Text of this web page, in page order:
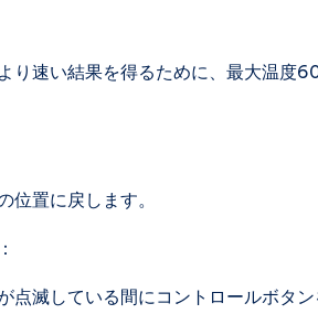
り速い結果を得るために、最大温度
位置に戻します。
点滅している間にコントロールボタ